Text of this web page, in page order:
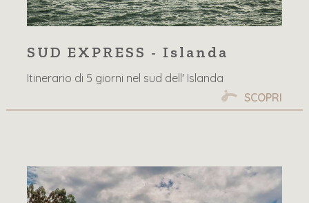
SUD EXPRESS - Islanda
Itinerario di 5 giorni nel sud dell' Islanda
SCOPRI